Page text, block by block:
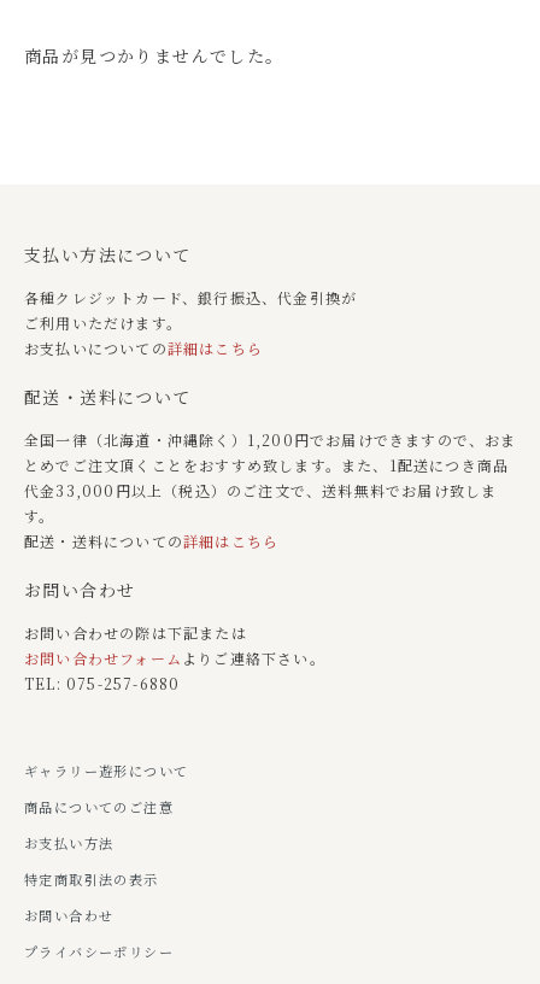
商品が見つかりませんでした。
支払い方法について
各種クレジットカード、銀行振込、代金引換が
ご利用いただけます。
お支払いについての詳細はこちら
配送・送料について
全国一律（北海道・沖縄除く）1,200円でお届けできますので、おま
とめでご注文頂くことをおすすめ致します。また、1配送につき商品
代金33,000円以上（税込）のご注文で、送料無料でお届け致しま
す。
配送・送料についての詳細はこちら
お問い合わせ
お問い合わせの際は下記または
お問い合わせフォーム よりご連絡下さい。
TEL: 075-257-6880
ギャラリー遊形について
商品についてのご注意
お支払い方法
特定商取引法の表示
お問い合わせ
プライバシーポリシー